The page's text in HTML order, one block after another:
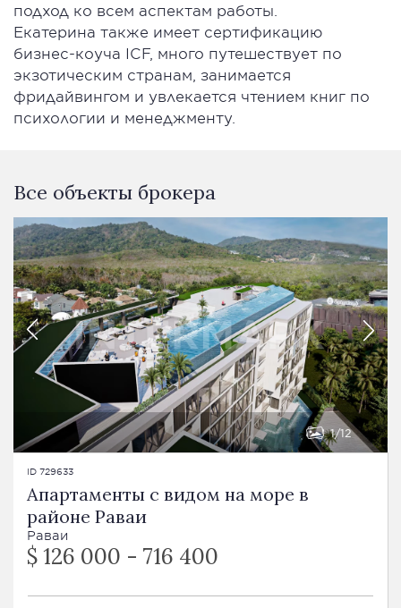
подход ко всем аспектам работы.
Екатерина также имеет сертификацию
бизнес-коуча ICF, много путешествует по
экзотическим странам, занимается
фридайвингом и увлекается чтением книг по
психологии и менеджменту.
Все объекты брокера
1 12
ID 729633
Апартаменты с видом на море в
районе Раваи
Раваи
$ 126 000 - 716 400